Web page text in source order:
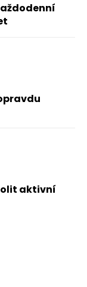
aktivní